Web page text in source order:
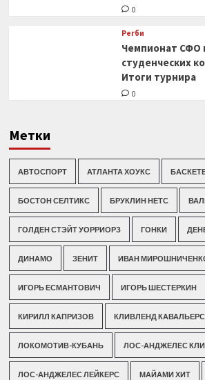
0
Регби
Чемпионат СФО
студенческих
Итоги турнира
0
Метки
АВТОСПОРТ АТЛАНТА ХОУКС
БОСТОН СЕЛТИКС БРУКЛИН НЕТС
ГОЛДЕН СТЭЙТ УОРРИОРЗ ГОНКИ
ДИНАМО ЗЕНИТ ИВАН
ИГОРЬ ЕСМАНТОВИЧ ИГОРЬ ШЕСТЕРКИН
КИРИЛЛ КАПРИЗОВ КЛИВЛЕНД КАВАЛЬЕРС
ЛОКОМОТИВ-КУБАНЬ ЛОС-АНДЖЕЛЕС
ЛОС-АНДЖЕЛЕС ЛЕЙКЕРС МАЙАМИ ХИТ